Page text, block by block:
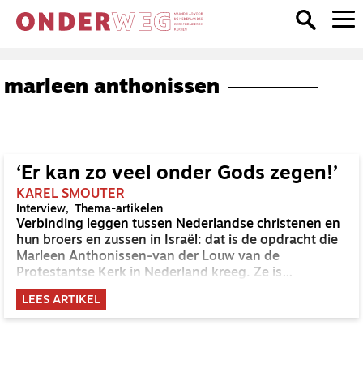
marleen anthonissen
‘Er kan zo veel onder Gods zegen!’
KAREL SMOUTER
Interview Thema-artikelen
Verbinding leggen tussen Nederlandse christenen en
hun broers en zussen in Israël: dat is de opdracht die
Marleen Anthonissen-van der Louw van de
Protestantse Kerk in Nederland kreeg. Ze is
uitgezonden door Kerk in Actie en werkt in de
Redeemer Church in Jeruzalem. Hoe is het om te
leven en te werken in Jeruzalem? En hoe kijkt zij aan
LEES ARTIKEL